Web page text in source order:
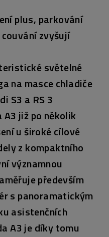
plus, parkování
zvyšují
světelné
na masce chladiče
S3 a RS 3
již po několik
u široké cílové
z kompaktního
významnou
především
s panoramatickým
asistenčních
A3 je díky tomu